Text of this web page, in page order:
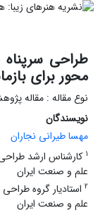
طراحی سرپناه
محور برای
نوع مقاله : مقاله
نویسندگان
مهسا طیرانی نجاران
1 کارشناس ارشد
علم و صنعت ایران
2 استادیار گروه
علم و صنعت ایران